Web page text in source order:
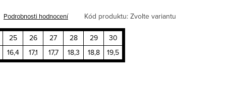
Podrobnosti hodnocení Kód produktu: Zvolte variantu
25 26 27 28 29
30
16,4 17,1 17,7 18,3 18,8
19,5